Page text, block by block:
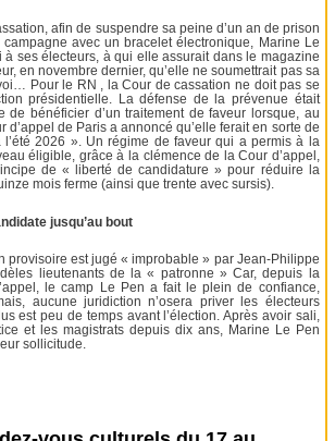
afin de suspendre sa peine d’un an de prison
avec un bracelet électronique, Marine Le
à ses électeurs, à qui elle assurait dans le magazine
en novembre dernier, qu’elle ne soumettrait pas sa
Pour le RN , la Cour de cassation ne doit pas se
présidentielle. La défense de la prévenue était
de bénéficier d’un traitement de faveur lorsque, au
d’appel de Paris a annoncé qu’elle ferait en sorte de
2026 ». Un régime de faveur qui a permis à la
éligible, grâce à la clémence de la Cour d’appel,
de « liberté de candidature » pour réduire la
mois ferme (ainsi que trente avec sursis).
jusqu’au bout
provisoire est jugé « improbable » par Jean-Philippe
lieutenants de la « patronne » Car, depuis la
le camp Le Pen a fait le plein de confiance,
aucune juridiction n’osera priver les électeurs
est peu de temps avant l’élection. Après avoir sali,
et les magistrats depuis dix ans, Marine Le Pen
sollicitude.